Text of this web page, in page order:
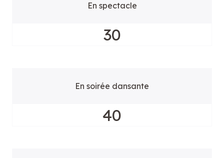
En spectacle
30
En soirée dansante
40